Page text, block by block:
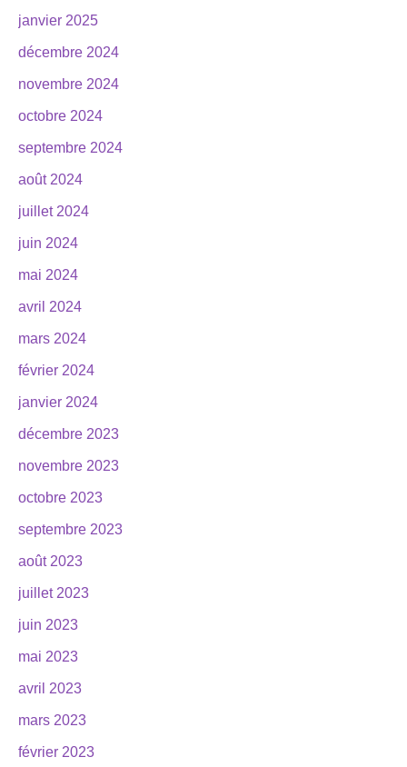
janvier 2025
décembre 2024
novembre 2024
octobre 2024
septembre 2024
août 2024
juillet 2024
juin 2024
mai 2024
avril 2024
mars 2024
février 2024
janvier 2024
décembre 2023
novembre 2023
octobre 2023
septembre 2023
août 2023
juillet 2023
juin 2023
mai 2023
avril 2023
mars 2023
février 2023